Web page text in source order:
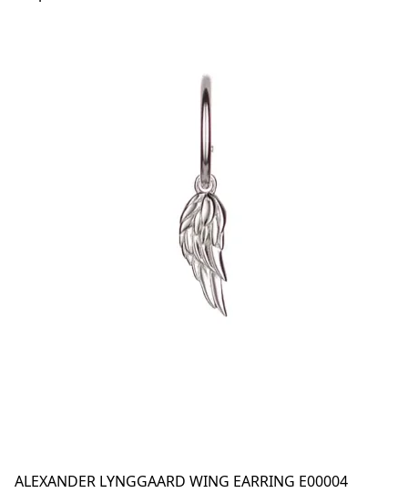
ALEXANDER LYNGGAARD WING EARRING E00004